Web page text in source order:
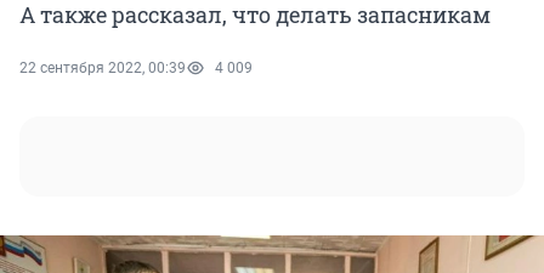
А также рассказал, что делать запасникам
22 сентября 2022, 00:39 4 009